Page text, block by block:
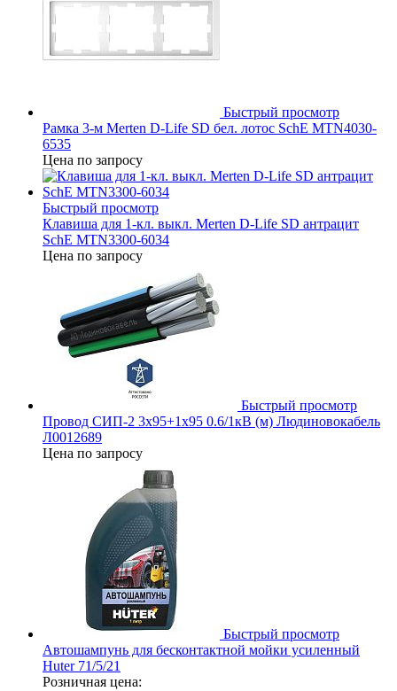
Быстрый просмотр
Рамка 3-м Merten D-Life SD бел. лотос SchE MTN4030-
6535
Цена по запросу
Быстрый просмотр
Клавиша для 1-кл. выкл. Merten D-Life SD антрацит
SchE MTN3300-6034
Цена по запросу
Быстрый просмотр
Провод СИП-2 3х95+1х95 0.6/1кВ (м) Людиновокабель
Л0012689
Цена по запросу
Быстрый просмотр
Автошампунь для бесконтактной мойки усиленный
Huter 71/5/21
Розничная цена: